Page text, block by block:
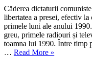
presa
clujeană
a
anilor
‘90
Căderea dictaturii
libertatea a presei, efectiv
primele luni ale anului
greu, primele radiouri și
toamna lui 1990. Între timp
… Read More„INEDIT.
»